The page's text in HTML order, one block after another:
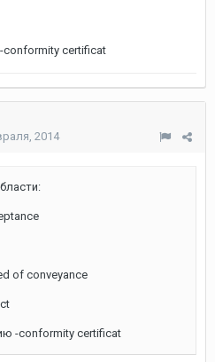
conformity certificat
2014
of conveyance
-conformity certificat